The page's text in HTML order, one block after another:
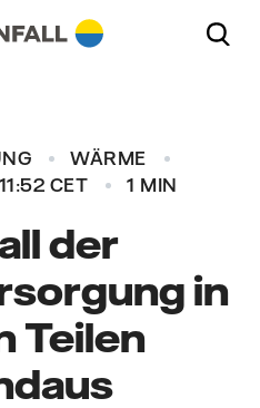
WÄRME
CET
1 MIN
der
in
Teilen